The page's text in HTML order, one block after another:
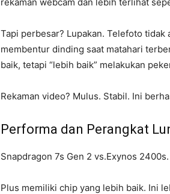
Tapi perbesar? Lupakan. Telefoto tidak
membentur dinding saat matahari
baik, tetapi “lebih baik” melakukan
Rekaman video? Mulus. Stabil. Ini
Performa dan Perangkat
Snapdragon 7s Gen 2 vs.Exynos 2400s.
Plus memiliki chip yang lebih baik. Ini